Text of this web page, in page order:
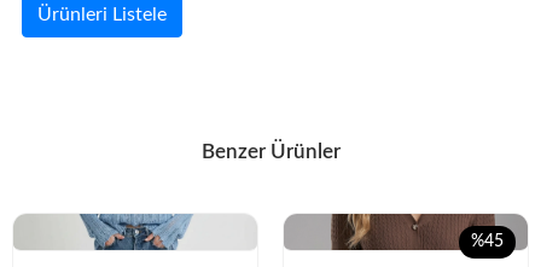
Ürünleri Listele
Benzer Ürünler
%45